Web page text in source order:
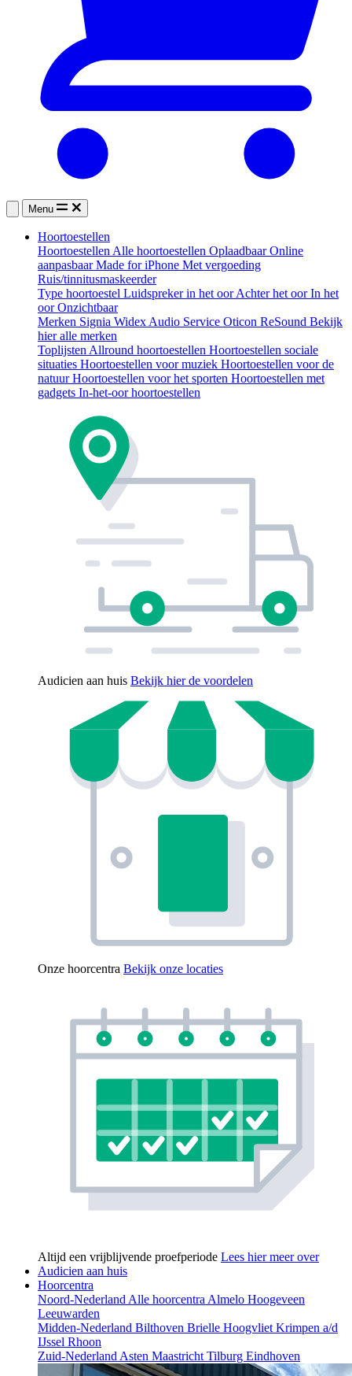
Menu
Hoortoestellen
HoortoestellenAlle hoortoestellen OplaadbaarOnline
aanpasbaarMade for iPhone Met vergoeding
Ruis/tinnitusmaskeerder
Type hoortoestel Luidspreker in het oorAchter het oorIn het
oorOnzichtbaar
Merken Signia WidexAudio Service Oticon ReSound Bekijk
hier alle merken
ToplijstenAllround hoortoestellen Hoortoestellen sociale
situaties Hoortoestellen voor muziek Hoortoestellen voor de
natuurHoortoestellen voor het sporten Hoortoestellen met
gadgets In-het-oor hoortoestellen
Audicien aan huis Bekijk hier de voordelen
Onze hoorcentra Bekijk onze locaties
Altijd een vrijblijvende proefperiode Lees hier meer over
Audicien aan huis
Hoorcentra
Noord-NederlandAlle hoorcentraAlmelo Hoogeveen
Leeuwarden
Midden-Nederland Bilthoven Brielle HoogvlietKrimpen a/d
IJssel Rhoon
Zuid-NederlandAsten MaastrichtTilburg Eindhoven